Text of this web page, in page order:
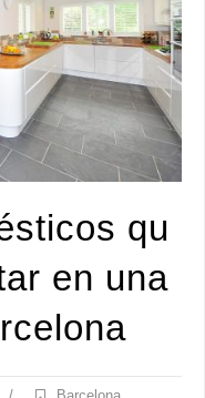
qu
en una